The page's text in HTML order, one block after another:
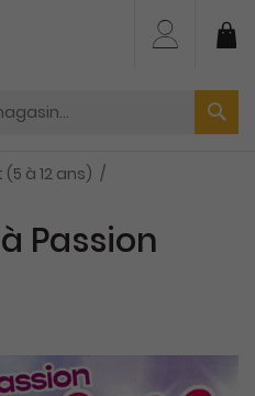
contenu
à 12 ans)
Passion